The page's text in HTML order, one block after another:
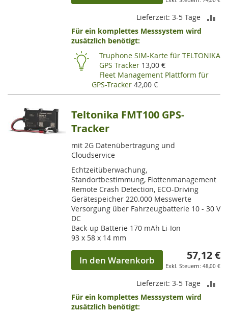
Lieferzeit: 3-5 Tage
Für ein komplettes Messsystem wird
zusätzlich benötigt:
Truphone SIM-Karte für TELTONIKA
GPS Tracker 13,00 €
Fleet Management Plattform für
GPS-Tracker 42,00 €
Teltonika FMT100 GPS-
Tracker
mit 2G Datenübertragung und
Cloudservice
Echtzeitüberwachung,
Standortbestimmung, Flottenmanagement
Remote Crash Detection, ECO-Driving
Gerätespeicher 220.000 Messwerte
Versorgung über Fahrzeugbatterie 10 - 30 V
DC
Back-up Batterie 170 mAh Li-Ion
93 x 58 x 14 mm
57,12 €
48,00 €
In den Warenkorb
Lieferzeit: 3-5 Tage
Für ein komplettes Messsystem wird
zusätzlich benötigt: